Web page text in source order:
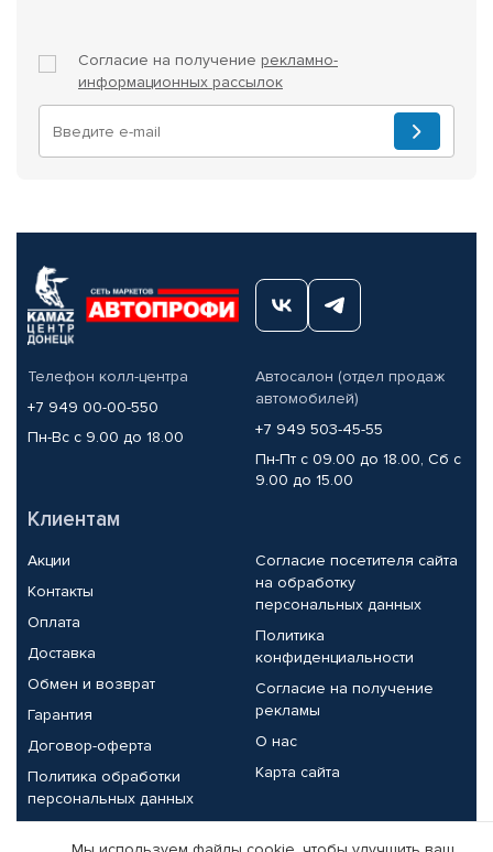
Согласие на получение рекламно-
информационных рассылок
Телефон колл-центра
+7 949 00-00-550
Пн-Вс с 9.00 до 18.00
Автосалон (отдел продаж
автомобилей)
+7 949 503-45-55
Пн-Пт с 09.00 до 18.00, Сб с
9.00 до 15.00
Клиентам
Акции
Контакты
Оплата
Доставка
Обмен и возврат
Гарантия
Договор-оферта
Политика обработки
персональных данных
Согласие посетителя сайта
на обработку
персональных данных
Политика
конфиденциальности
Согласие на получение
рекламы
О нас
Карта сайта